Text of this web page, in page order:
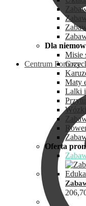
Centrum Pomocy
Dla
Misie
Maty
Lalki i
Oferta